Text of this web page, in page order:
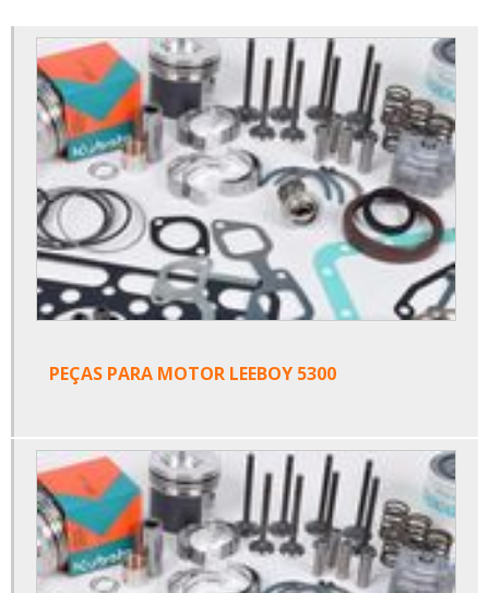
PEÇAS PARA MOTOR LEEBOY 5300